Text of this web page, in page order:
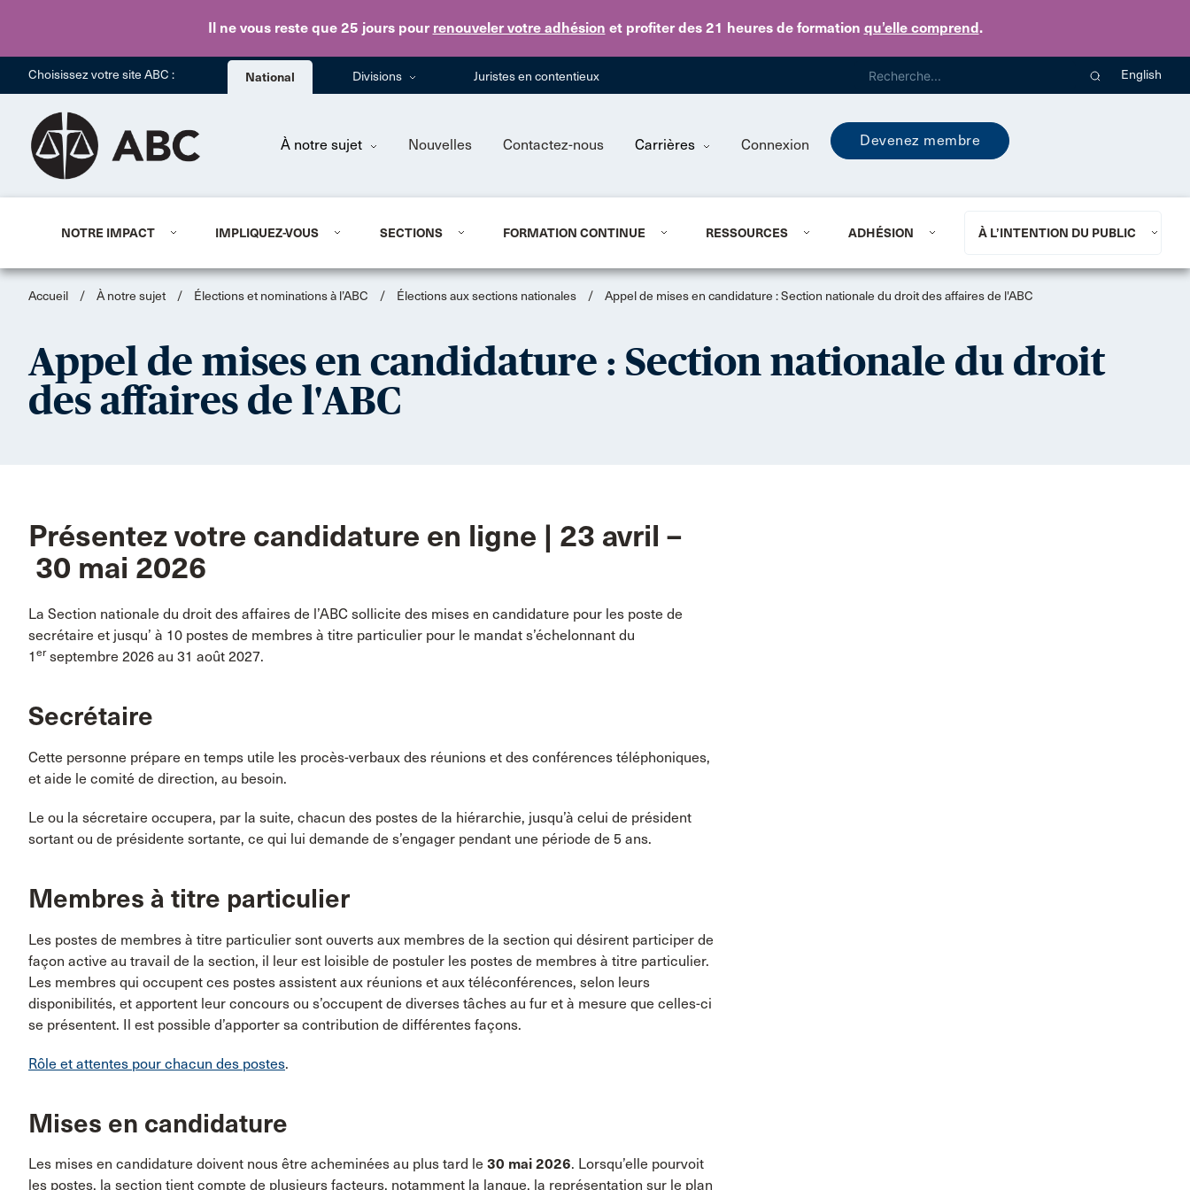
Il ne vous reste que 25 jourspour renouveler votre adhésion et profiter des 21 heures de formation qu’elle comprend.
Skip to main content
Choisissez votre site ABC : National Divisions Juristes en contentieux English
À notre sujet Nouvelles Contactez-nous Carrières Connexion Devenez membre
NOTRE IMPACT IMPLIQUEZ-VOUS SECTIONS FORMATION CONTINUE RESSOURCES ADHÉSION À L’INTENTION DU PUBLIC
Accueil / À notre sujet / Élections et nominations à l’ABC / Élections aux sections nationales / Appel de mises en candidature : Section nationale du droit des affaires de l'ABC
Appel de mises en candidature : Section nationale du droit
des affaires de l'ABC
Présentez votre candidature en ligne | 23 avril –
30 mai 2026
La Section nationale du droit des affaires de l’ABC sollicite des mises en candidature pour les poste de
secrétaire et jusqu’ à 10 postes de membres à titre particulier pour le mandat s’échelonnant du
1 erseptembre 2026 au 31 août 2027.
Secrétaire
Cette personne prépare en temps utile les procès-verbaux des réunions et des conférences téléphoniques,
et aide le comité de direction, au besoin.
Le ou la sécretaire occupera, par la suite, chacun des postes de la hiérarchie, jusqu’à celui de président
sortant ou de présidente sortante, ce qui lui demande de s’engager pendant une période de 5 ans.
Membres à titre particulier
Les postes de membres à titre particulier sont ouverts aux membres de la section qui désirent participer de
façon active au travail de la section, il leur est loisible de postuler les postes de membres à titre particulier.
Les membres qui occupent ces postes assistent aux réunions et aux téléconférences, selon leurs
disponibilités, et apportent leur concours ou s’occupent de diverses tâches au fur et à mesure que celles-ci
se présentent. Il est possible d’apporter sa contribution de différentes façons.
Rôle et attentes pour chacun des postes.
Mises en candidature
Les mises en candidature doivent nous être acheminées au plus tard le 30 mai 2026. Lorsqu’elle pourvoit
les postes, la section tient compte de plusieurs facteurs, notamment la langue, la représentation sur le plan